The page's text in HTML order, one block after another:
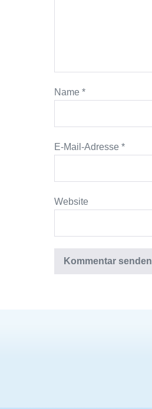
Name *
E-Mail-Adresse *
Website